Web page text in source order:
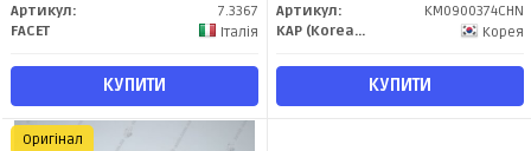
Артикул:
7.3367
FACET
Італія
КУПИТИ
Артикул:
KM0900374CHN
KAP (KoreaAutoParts)
Корея
КУПИТИ
Оригінал